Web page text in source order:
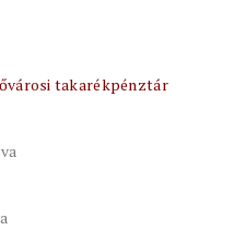
takarékpénztár